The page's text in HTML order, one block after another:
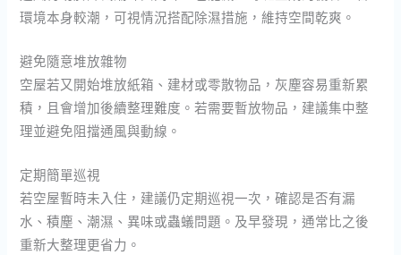
環境本身較潮，可視情況搭配除濕措施，維持空間乾爽。
避免隨意堆放雜物
空屋若又開始堆放紙箱、建材或零散物品，灰塵容易重新累
積，且會增加後續整理難度。若需要暫放物品，建議集中整
理並避免阻擋通風與動線。
定期簡單巡視
若空屋暫時未入住，建議仍定期巡視一次，確認是否有漏
水、積塵、潮濕、異味或蟲蟻問題。及早發現，通常比之後
重新大整理更省力。